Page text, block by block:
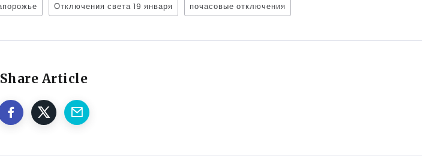
Отключения света 19 января почасовые отключения
Share Article